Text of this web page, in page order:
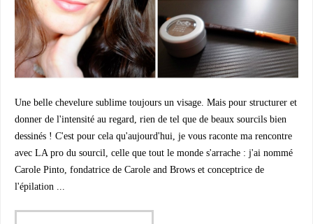
Une belle chevelure sublime toujours un visage. Mais pour structurer et
donner de l'intensité au regard, rien de tel que de beaux sourcils bien
dessinés ! C'est pour cela qu'aujourd'hui, je vous raconte ma rencontre
avec LA pro du sourcil, celle que tout le monde s'arrache : j'ai nommé
Carole Pinto, fondatrice de Carole and Brows et conceptrice de
l'épilation ...